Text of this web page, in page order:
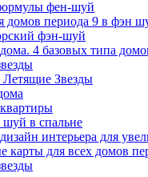
фен-шуй
домов периода 9 в фэн
фэн-шуй
4 базовых типа
Звезды
шуй в спальне
интерьера для
карты для всех домов